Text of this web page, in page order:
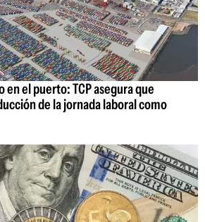
el puerto: TCP asegura que
de la jornada laboral como